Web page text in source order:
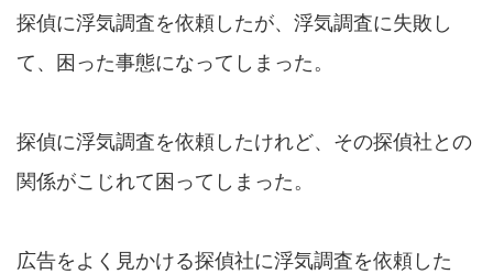
探偵に浮気調査を依頼したが、浮気調査に失敗し
て、困った事態になってしまった。
探偵に浮気調査を依頼したけれど、その探偵社との
関係がこじれて困ってしまった。
広告をよく見かける探偵社に浮気調査を依頼した